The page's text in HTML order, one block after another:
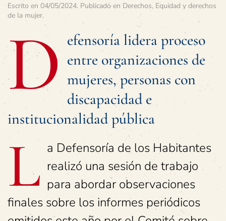
Escrito en 04/05/2024. Publicado en Derechos, Equidad y derechos
de la mujer.
D efensoría lidera proceso
entre organizaciones de
mujeres, personas con
discapacidad e
institucionalidad pública
L a Defensoría de los Habitantes
realizó una sesión de trabajo
para abordar observaciones
finales sobre los informes periódicos